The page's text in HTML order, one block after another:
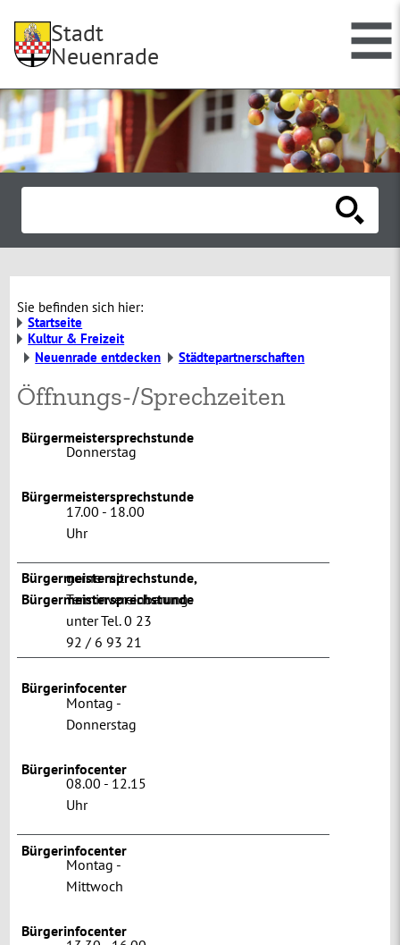
Stadt
Neuenrade
Sie befinden sich hier:
Startseite
Kultur & Freizeit
Neuenrade entdecken
Städtepartnerschaften
Öffnungs-/Sprechzeiten
Bürgermeistersprechstunde
Donnerstag
Bürgermeistersprechstunde
17.00 - 18.00
Uhr
Bürgermeistersprechstunde,
Bürgermeistersprechstunde
gerne mit
Terminvereinbarung
unter Tel. 0 23
92 / 6 93 21
Bürgerinfocenter
Montag -
Donnerstag
Bürgerinfocenter
08.00 - 12.15
Uhr
Bürgerinfocenter
Montag -
Mittwoch
Bürgerinfocenter